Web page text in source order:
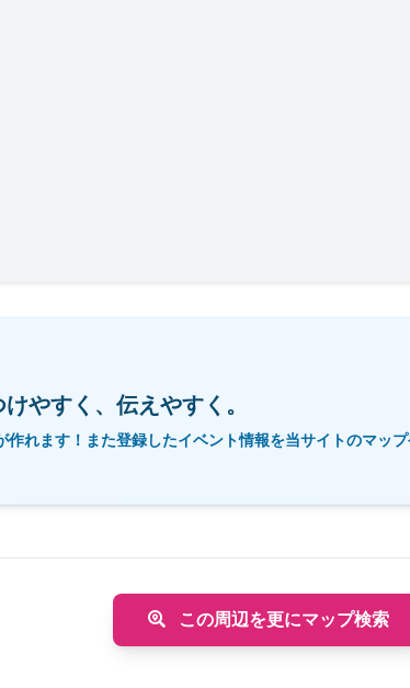
けやすく、伝えやすく。
作れます！また登録したイベント情報を当サイトのマッ
この周辺を更にマップ検索